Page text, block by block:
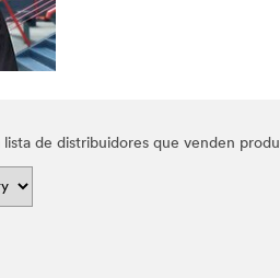
de distribuidores que venden